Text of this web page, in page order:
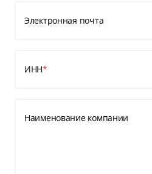
Электронная почта
ИНН*
Наименование компании